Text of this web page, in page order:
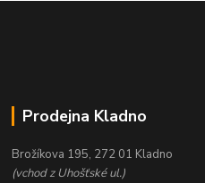
Prodejna Kladno
Brožíkova 195, 272 01 Kladno
(vchod z Uhošťské ul.)